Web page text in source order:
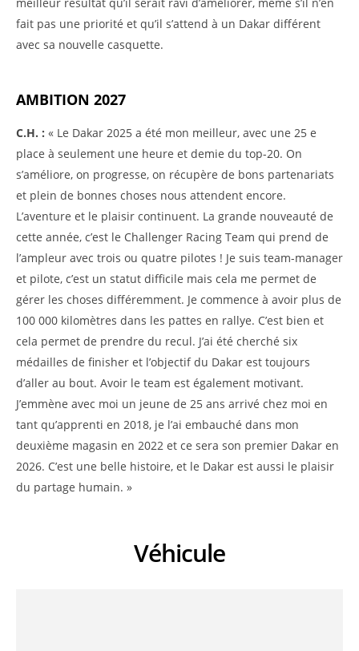
fait pas une priorité et qu’il s’attend à un Dakar différent
avec sa nouvelle casquette.
AMBITION 2027
C.H. : « Le Dakar 2025 a été mon meilleur, avec une 25 e
place à seulement une heure et demie du top-20. On
s’améliore, on progresse, on récupère de bons partenariats
et plein de bonnes choses nous attendent encore.
L’aventure et le plaisir continuent. La grande nouveauté de
cette année, c’est le Challenger Racing Team qui prend de
l’ampleur avec trois ou quatre pilotes ! Je suis team-manager
et pilote, c’est un statut difficile mais cela me permet de
gérer les choses différemment. Je commence à avoir plus de
100 000 kilomètres dans les pattes en rallye. C’est bien et
cela permet de prendre du recul. J’ai été cherché six
médailles de finisher et l’objectif du Dakar est toujours
d’aller au bout. Avoir le team est également motivant.
J’emmène avec moi un jeune de 25 ans arrivé chez moi en
tant qu’apprenti en 2018, je l’ai embauché dans mon
deuxième magasin en 2022 et ce sera son premier Dakar en
2026. C’est une belle histoire, et le Dakar est aussi le plaisir
du partage humain. »
Véhicule